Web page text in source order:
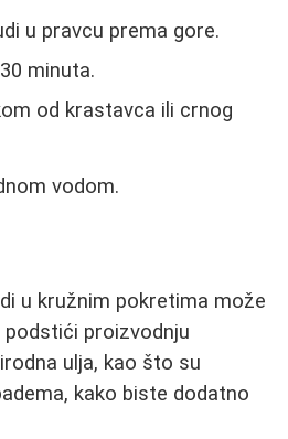
u pravcu prema gore.
minuta.
od krastavca ili crnog
vodom.
u kružnim pokretima može
proizvodnju
ulja, kao što su
kako biste dodatno